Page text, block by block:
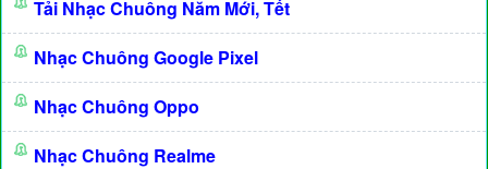
Tải Nhạc Chuông Năm Mới, Tết
Nhạc Chuông Google Pixel
Nhạc Chuông Oppo
Nhạc Chuông Realme